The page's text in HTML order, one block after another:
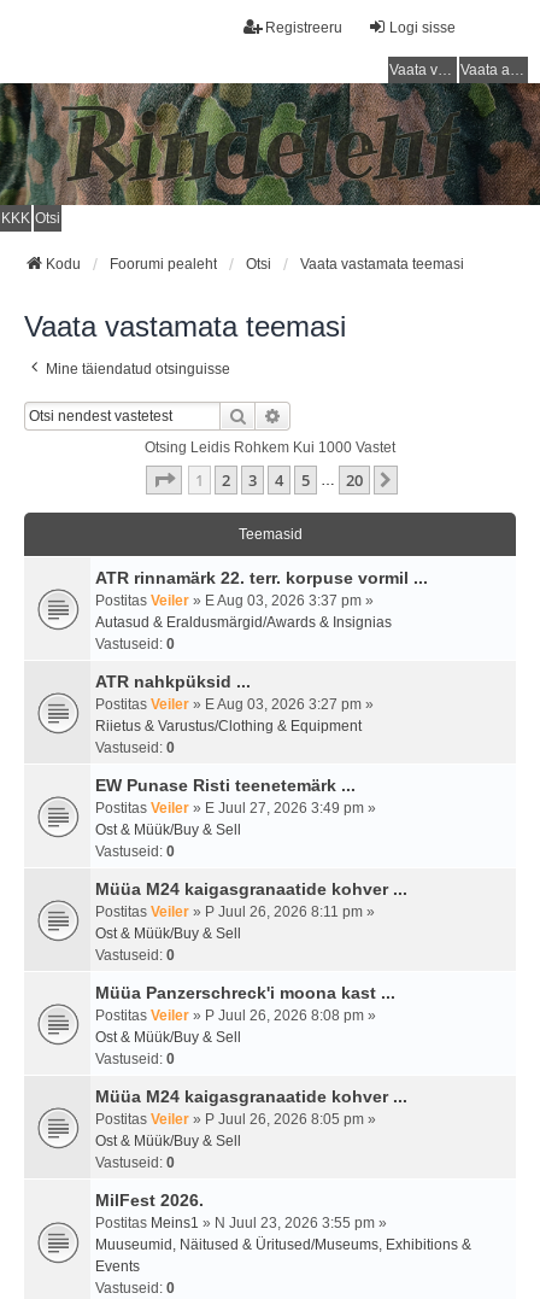
Logi sisse
Registreeru
Vaata vastamata teemasi Vaata aktiivseid teemasid
KKK Otsi
Kodu Foorumi pealeht Otsi Vaata vastamata teemasi
Vaata vastamata teemasi
Mine täiendatud otsinguisse
Otsi
Otsing Leidis Rohkem Kui 1000 Vastet
1 . Leht20 -st
1 2 3 4 5 … 20
Teemasid
ATR rinnamärk 22. terr. korpuse vormil ...
Postitas Veiler » E Aug 03, 2026 3:37 pm »
Autasud & Eraldusmärgid/Awards & Insignias
Vastuseid: 0
ATR nahkpüksid ...
Postitas Veiler » E Aug 03, 2026 3:27 pm »
Riietus & Varustus/Clothing & Equipment
Vastuseid: 0
EW Punase Risti teenetemärk ...
Postitas Veiler » E Juul 27, 2026 3:49 pm »
Ost & Müük/Buy & Sell
Vastuseid: 0
Müüa M24 kaigasgranaatide kohver ...
Postitas Veiler » P Juul 26, 2026 8:11 pm »
Ost & Müük/Buy & Sell
Vastuseid: 0
Müüa Panzerschreck'i moona kast ...
Postitas Veiler » P Juul 26, 2026 8:08 pm »
Ost & Müük/Buy & Sell
Vastuseid: 0
Müüa M24 kaigasgranaatide kohver ...
Postitas Veiler » P Juul 26, 2026 8:05 pm »
Ost & Müük/Buy & Sell
Vastuseid: 0
MilFest 2026.
Postitas Meins1 » N Juul 23, 2026 3:55 pm »
Muuseumid, Näitused & Üritused/Museums, Exhibitions &
Events
Vastuseid: 0